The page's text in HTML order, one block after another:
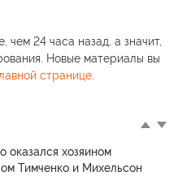
чем 24 часа назад, а значит,
Новые материалы вы
странице.
оказался хозяином
Тимченко и Михельсон